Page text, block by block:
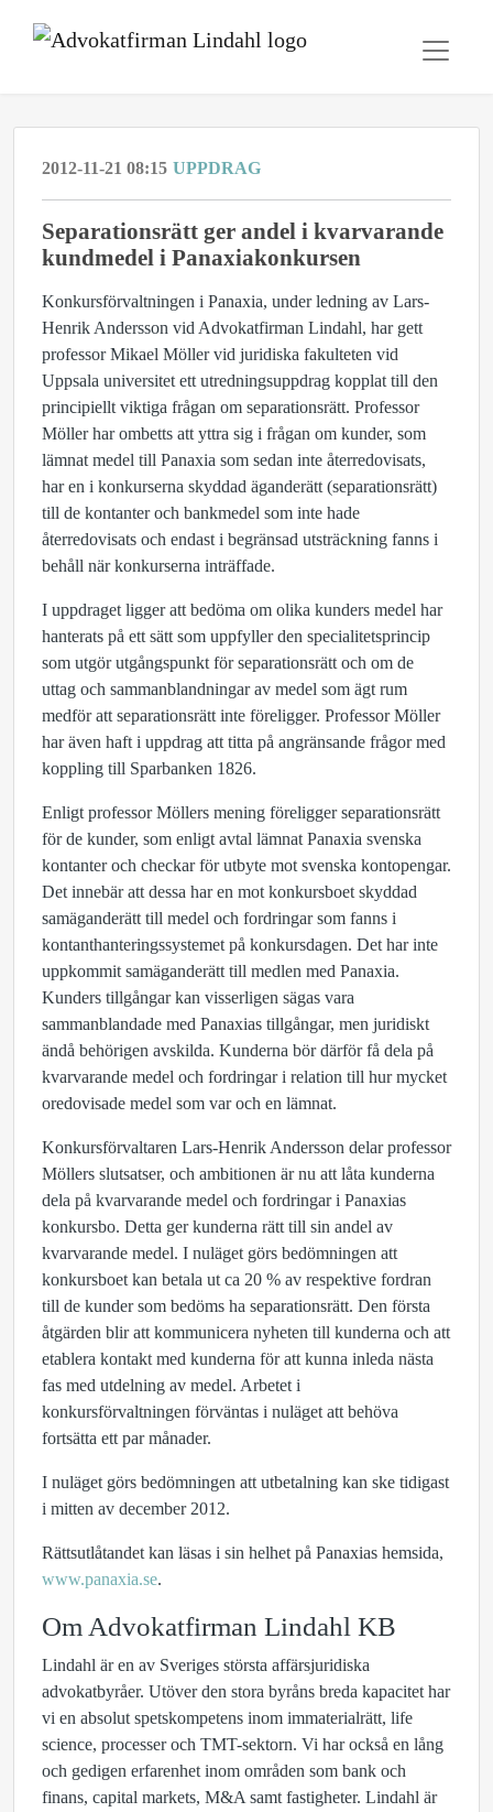
2012-11-21 08:15 UPPDRAG
Separationsrätt ger andel i kvarvarande
kundmedel i Panaxiakonkursen
Konkursförvaltningen i Panaxia, under ledning av Lars-
Henrik Andersson vid Advokatfirman Lindahl, har gett
professor Mikael Möller vid juridiska fakulteten vid
Uppsala universitet ett utredningsuppdrag kopplat till den
principiellt viktiga frågan om separationsrätt. Professor
Möller har ombetts att yttra sig i frågan om kunder, som
lämnat medel till Panaxia som sedan inte återredovisats,
har en i konkurserna skyddad äganderätt (separationsrätt)
till de kontanter och bankmedel som inte hade
återredovisats och endast i begränsad utsträckning fanns i
behåll när konkurserna inträffade.
I uppdraget ligger att bedöma om olika kunders medel har
hanterats på ett sätt som uppfyller den specialitetsprincip
som utgör utgångspunkt för separationsrätt och om de
uttag och sammanblandningar av medel som ägt rum
medför att separationsrätt inte föreligger. Professor Möller
har även haft i uppdrag att titta på angränsande frågor med
koppling till Sparbanken 1826.
Enligt professor Möllers mening föreligger separationsrätt
för de kunder, som enligt avtal lämnat Panaxia svenska
kontanter och checkar för utbyte mot svenska kontopengar.
Det innebär att dessa har en mot konkursboet skyddad
samäganderätt till medel och fordringar som fanns i
kontanthanteringssystemet på konkursdagen. Det har inte
uppkommit samäganderätt till medlen med Panaxia.
Kunders tillgångar kan visserligen sägas vara
sammanblandade med Panaxias tillgångar, men juridiskt
ändå behörigen avskilda. Kunderna bör därför få dela på
kvarvarande medel och fordringar i relation till hur mycket
oredovisade medel som var och en lämnat.
Konkursförvaltaren Lars-Henrik Andersson delar professor
Möllers slutsatser, och ambitionen är nu att låta kunderna
dela på kvarvarande medel och fordringar i Panaxias
konkursbo. Detta ger kunderna rätt till sin andel av
kvarvarande medel. I nuläget görs bedömningen att
konkursboet kan betala ut ca 20 % av respektive fordran
till de kunder som bedöms ha separationsrätt. Den första
åtgärden blir att kommunicera nyheten till kunderna och att
etablera kontakt med kunderna för att kunna inleda nästa
fas med utdelning av medel. Arbetet i
konkursförvaltningen förväntas i nuläget att behöva
fortsätta ett par månader.
I nuläget görs bedömningen att utbetalning kan ske tidigast
i mitten av december 2012.
Rättsutlåtandet kan läsas i sin helhet på Panaxias hemsida,
www.panaxia.se.
Om Advokatfirman Lindahl KB
Lindahl är en av Sveriges största affärsjuridiska
advokatbyråer. Utöver den stora byråns breda kapacitet har
vi en absolut spetskompetens inom immaterialrätt, life
science, processer och TMT-sektorn. Vi har också en lång
och gedigen erfarenhet inom områden som bank och
finans, capital markets, M&A samt fastigheter. Lindahl är